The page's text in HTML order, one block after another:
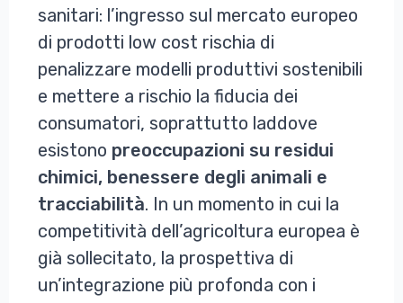
sanitari: l’ingresso sul mercato europeo
di prodotti low cost rischia di
penalizzare modelli produttivi sostenibili
e mettere a rischio la fiducia dei
consumatori, soprattutto laddove
esistono preoccupazioni su residui
chimici, benessere degli animali e
tracciabilità. In un momento in cui la
competitività dell’agricoltura europea è
già sollecitato, la prospettiva di
un’integrazione più profonda con i